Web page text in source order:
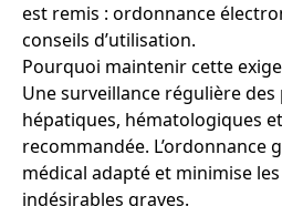
est remis : ordonnance
conseils d’utilisation.
Pourquoi maintenir cette
Une surveillance régulière
hépatiques, hématologiques
recommandée. L’ordonnance
médical adapté et minimise
indésirables graves.